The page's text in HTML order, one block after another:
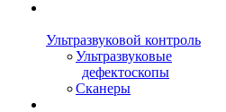
Ультразвуковой контроль
Ультразвуковые
дефектоскопы
Сканеры